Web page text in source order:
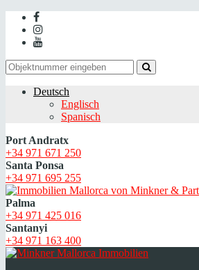
Deutsch
Englisch
Spanisch
Port Andratx
+34 971 671 250
Santa Ponsa
+34 971 695 255
Palma
+34 971 425 016
Santanyi
+34 971 163 400